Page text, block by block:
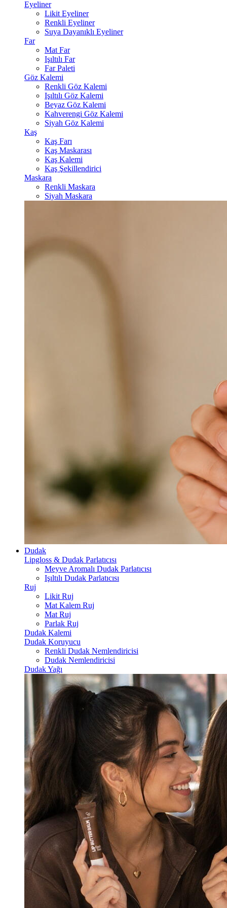
Eyeliner
Likit Eyeliner
Renkli Eyeliner
Suya Dayanıklı Eyeliner
Far
Mat Far
Işıltılı Far
Far Paleti
Göz Kalemi
Renkli Göz Kalemi
Işıltılı Göz Kalemi
Beyaz Göz Kalemi
Kahverengi Göz Kalemi
Siyah Göz Kalemi
Kaş
Kaş Farı
Kaş Maskarası
Kaş Kalemi
Kaş Şekillendirici
Maskara
Renkli Maskara
Siyah Maskara
Dudak
Lipgloss & Dudak Parlatıcısı
Meyve Aromalı Dudak Parlatıcısı
Işıltılı Dudak Parlatıcısı
Ruj
Likit Ruj
Mat Kalem Ruj
Mat Ruj
Parlak Ruj
Dudak Kalemi
Dudak Koruyucu
Renkli Dudak Nemlendiricisi
Dudak Nemlendiricisi
Dudak Yağı